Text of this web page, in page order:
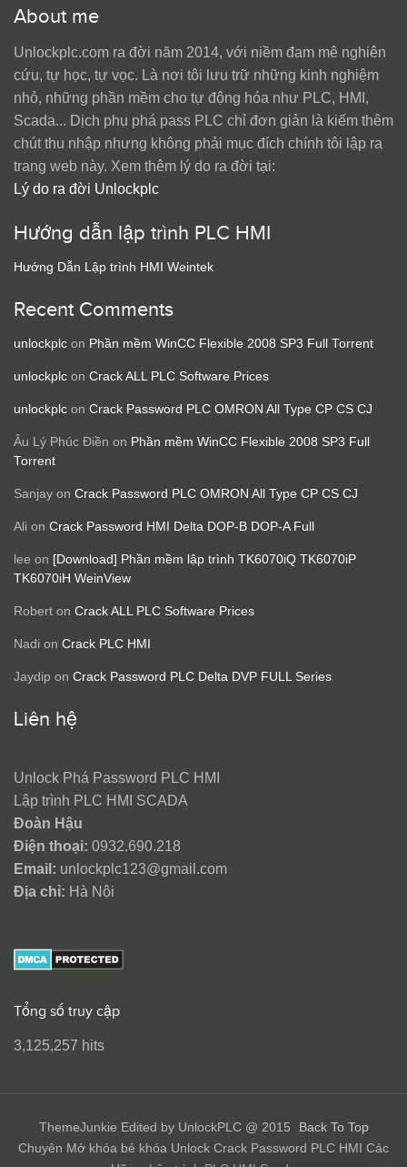
About me
Unlockplc.com ra đời năm 2014, với niềm đam mê nghiên
cứu, tự học, tự vọc. Là nơi tôi lưu trữ những kinh nghiệm
nhỏ, những phần mềm cho tự động hóa như PLC, HMI,
Scada... Dịch phụ phá pass PLC chỉ đơn giản là kiếm thêm
chút thu nhập nhưng không phải mục đích chính tôi lập ra
trang web này. Xem thêm lý do ra đời tại:
Lý do ra đời Unlockplc
Hướng dẫn lập trình PLC HMI
Hướng Dẫn Lập trình HMI Weintek
Recent Comments
unlockplc on Phần mềm WinCC Flexible 2008 SP3 Full Torrent
unlockplc on Crack ALL PLC Software Prices
unlockplc on Crack Password PLC OMRON All Type CP CS CJ
Âu Lý Phúc Điền on Phần mềm WinCC Flexible 2008 SP3 Full
Torrent
Sanjay on Crack Password PLC OMRON All Type CP CS CJ
Ali on Crack Password HMI Delta DOP-B DOP-A Full
lee on [Download] Phần mềm lập trình TK6070iQ TK6070iP
TK6070iH WeinView
Robert on Crack ALL PLC Software Prices
Nadi on Crack PLC HMI
Jaydip on Crack Password PLC Delta DVP FULL Series
Liên hệ
Unlock Phá Password PLC HMI
Lập trình PLC HMI SCADA
Đoàn Hậu
Điện thoại: 0932.690.218
Email: unlockplc123@gmail.com
Địa chỉ: Hà Nội
Tổng số truy cập
3,125,257 hits
ThemeJunkie Edited by UnlockPLC @ 2015
Back To Top
Chuyên Mở khóa bẻ khóa Unlock Crack Password PLC HMI Các